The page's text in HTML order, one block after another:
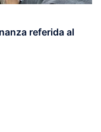
referida al